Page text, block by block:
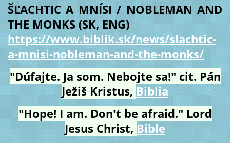
ŠĽACHTIC A MNÍSI / NOBLEMAN AND
THE MONKS (SK, ENG)
https://www.biblik.sk/news/slachtic-
a-mnisi-nobleman-and-the-monks/
"Dúfajte. Ja som. Nebojte sa!" cit. Pán
Ježiš Kristus, Biblia
"Hope! I am. Don't be afraid." Lord
Jesus Christ, Bible